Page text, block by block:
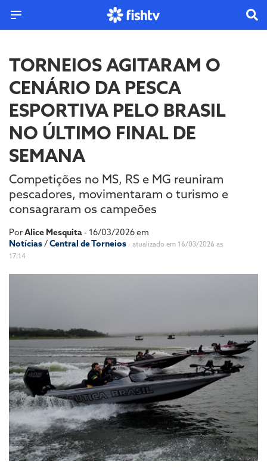
TORNEIOS AGITARAM O
CENÁRIO DA PESCA
ESPORTIVA PELO BRASIL
NO ÚLTIMO FINAL DE
SEMANA
Competições no MS, RS e MG reuniram
pescadores, movimentaram o turismo e
consagraram os campeões
PorAlice Mesquita- 16/03/2026 em
Notícias/Central de Torneios - atualizado em 16/03/2026 as
17:14